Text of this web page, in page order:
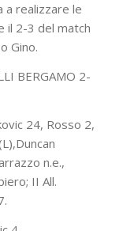
a realizzare le
il 2-3 del match
Gino.
BERGAMO 2-
24, Rosso 2,
n.e.,
II All.